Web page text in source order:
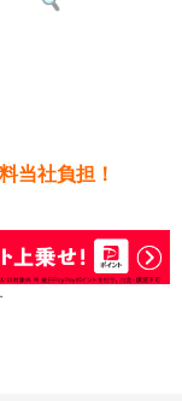
当社負担！